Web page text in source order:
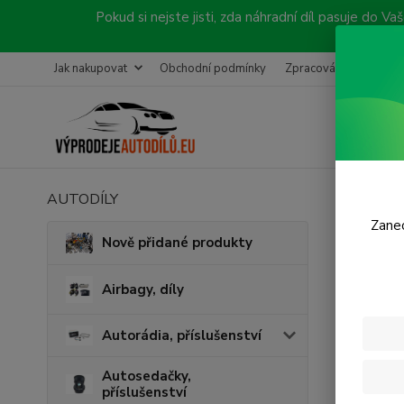
Pokud si nejste jisti, zda náhradní díl pasuje do
Jak nakupovat Obchodní podmínky Zpracování objednávky
AUTODÍLY
Nově přidané produkty
Airbagy, díly
Autorádia, příslušenství
Autosedačky,
příslušenství